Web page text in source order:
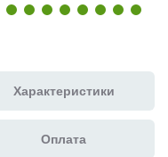
Характеристики
Оплата